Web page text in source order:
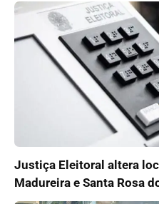
Justiça Eleitoral altera
Madureira e Santa Rosa